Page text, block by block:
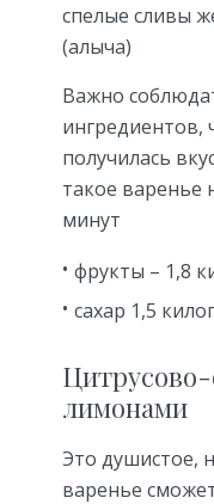
спелые сливы
(алыча)
Важно
ингредиентов,
получилась
такое варенье
минут
фрукты – 1,8
сахар 1,5
Цитрусово-
лимонами
Это душистое,
варенье